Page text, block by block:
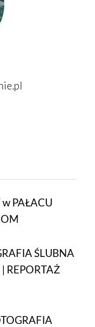
w PAŁACU
ŚLUBNA
REPORTAŻ